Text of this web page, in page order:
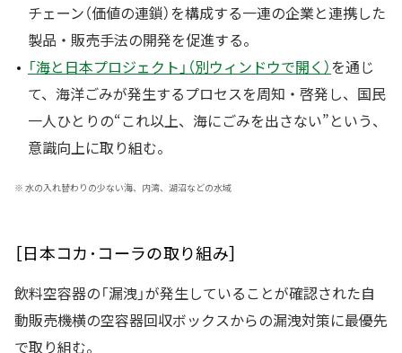
チェーン（価値の連鎖）を構成する一連の企業と連携した
製品・販売手法の開発を促進する。
「海と日本プロジェクト」（別ウィンドウで開く）を通じ
て、海洋ごみが発生するプロセスを周知・啓発し、国民
一人ひとりの“これ以上、海にごみを出さない”という、
意識向上に取り組む。
※ 水の入れ替わりの少ない海、内湾、湖沼などの水域
［日本コカ･コーラの取り組み］
飲料空容器の「漏洩」が発生していることが確認された自
動販売機横の空容器回収ボックスからの漏洩対策に最優先
で取り組む。